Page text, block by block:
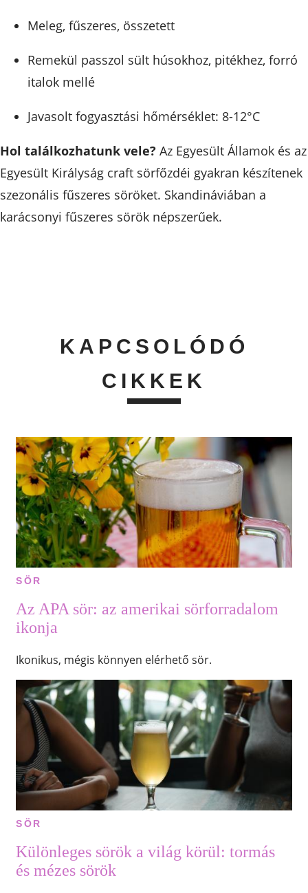
Meleg, fűszeres, összetett
Remekül passzol sült húsokhoz, pitékhez, forró
italok mellé
Javasolt fogyasztási hőmérséklet: 8-12°C
Hol találkozhatunk vele? Az Egyesült Államok és az
Egyesült Királyság craft sörfőzdéi gyakran készítenek
szezonális fűszeres söröket. Skandináviában a
karácsonyi fűszeres sörök népszerűek.
KAPCSOLÓDÓ
CIKKEK
SÖR
Az APA sör: az amerikai sörforradalom
ikonja
Ikonikus, mégis könnyen elérhető sör.
SÖR
Különleges sörök a világ körül: tormás
és mézes sörök